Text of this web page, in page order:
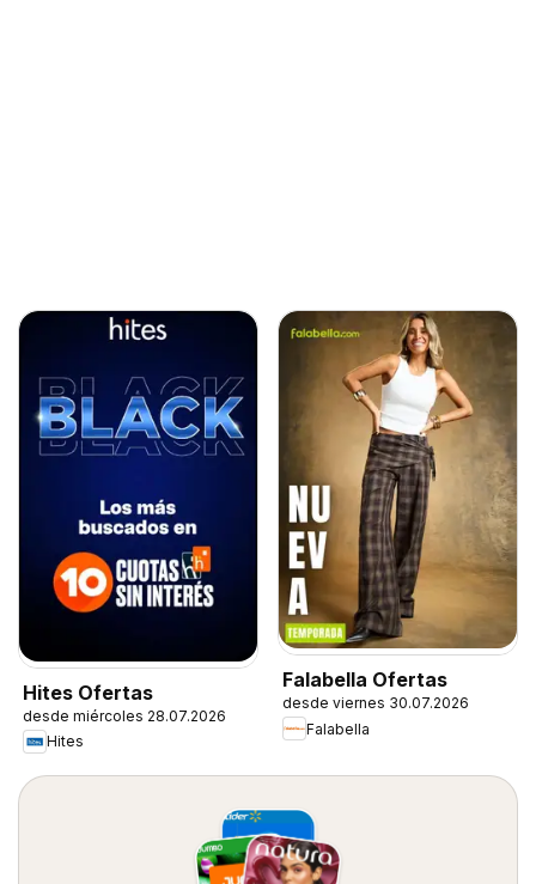
Hites Ofertas
desde miércoles 28.07.2026
Hites
Falabella Ofertas
desde viernes 30.07.2026
Falabella